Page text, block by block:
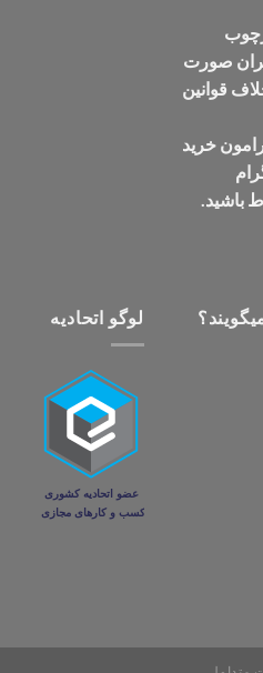
صورت
قوانین
خرید
لوگو اتحادیه